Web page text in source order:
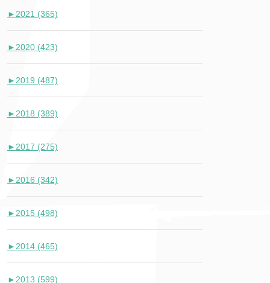
► 2021 (365)
► 2020 (423)
► 2019 (487)
► 2018 (389)
► 2017 (275)
► 2016 (342)
► 2015 (498)
► 2014 (465)
► 2013 (599)